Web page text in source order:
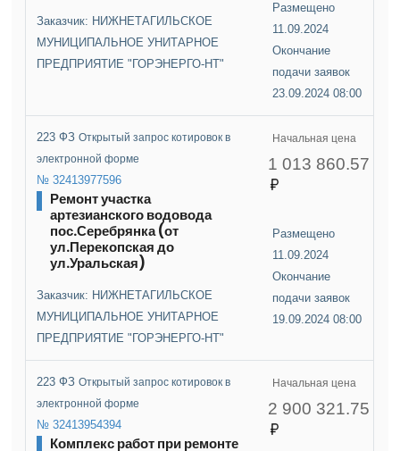
Заказчик: НИЖНЕТАГИЛЬСКОЕ
МУНИЦИПАЛЬНОЕ УНИТАРНОЕ
ПРЕДПРИЯТИЕ "ГОРЭНЕРГО-НТ"
Размещено
11.09.2024
Окончание
подачи заявок
23.09.2024 08:00
223 ФЗОткрытый запрос котировок в
электронной форме
№ 32413977596
Ремонт участка
артезианского водовода
пос.Серебрянка (от
ул.Перекопская до
ул.Уральская)
Заказчик: НИЖНЕТАГИЛЬСКОЕ
МУНИЦИПАЛЬНОЕ УНИТАРНОЕ
ПРЕДПРИЯТИЕ "ГОРЭНЕРГО-НТ"
Начальная цена
1 013 860.57
Размещено
11.09.2024
Окончание
подачи заявок
19.09.2024 08:00
223 ФЗОткрытый запрос котировок в
электронной форме
№ 32413954394
Комплекс работ при ремонте
Начальная цена
2 900 321.75